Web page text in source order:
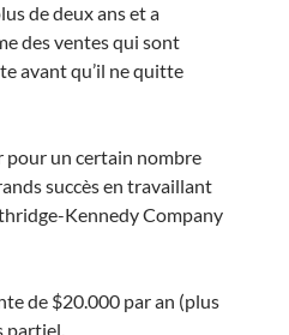
de deux ans et a
des ventes qui sont
avant qu’il ne quitte
pour un certain nombre
succès en travaillant
Kennedy Company
de $20.000 par an (plus
partiel.